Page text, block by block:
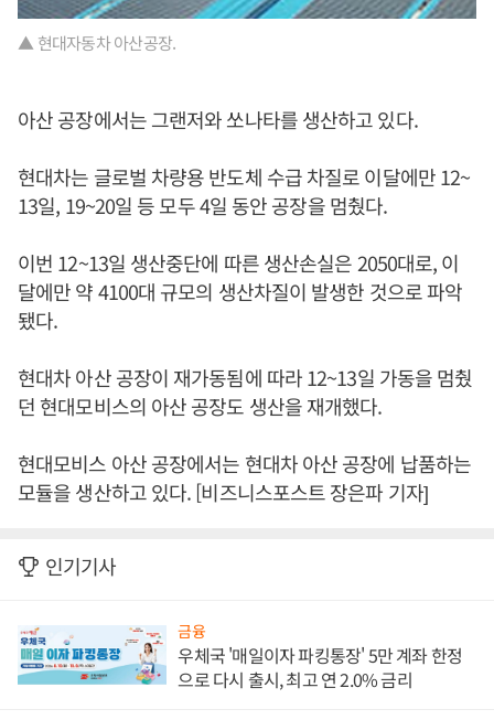
▲ 현대자동차 아산공장.
아산 공장에서는 그랜저와 쏘나타를 생산하고 있다.
현대차는 글로벌 차량용 반도체 수급 차질로 이달에만 12~
13일, 19~20일 등 모두 4일 동안 공장을 멈췄다.
이번 12~13일 생산중단에 따른 생산손실은 2050대로, 이
달에만 약 4100대 규모의 생산차질이 발생한 것으로 파악
됐다.
현대차 아산 공장이 재가동됨에 따라 12~13일 가동을 멈췄
던 현대모비스의 아산 공장도 생산을 재개했다.
현대모비스 아산 공장에서는 현대차 아산 공장에 납품하는
모듈을 생산하고 있다. [비즈니스포스트 장은파 기자]
인기기사
금융
우체국 '매일이자 파킹통장' 5만 계좌 한정
으로 다시 출시, 최고 연 2.0% 금리